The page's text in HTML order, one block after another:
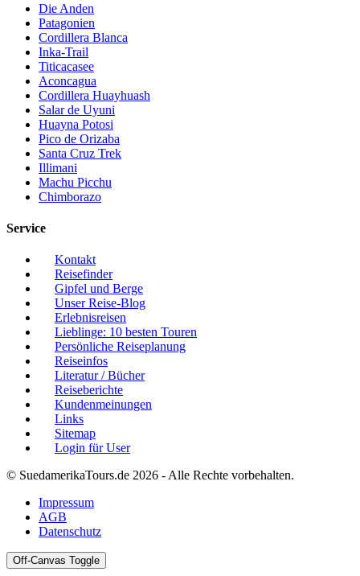
Die Anden
Patagonien
Cordillera Blanca
Inka-Trail
Titicacasee
Aconcagua
Cordillera Huayhuash
Salar de Uyuni
Huayna Potosi
Pico de Orizaba
Santa Cruz Trek
Illimani
Machu Picchu
Chimborazo
Service
Kontakt
Reisefinder
Gipfel und Berge
Unser Reise-Blog
Erlebnisreisen
Lieblinge: 10 besten Touren
Persönliche Reiseplanung
Reiseinfos
Literatur / Bücher
Reiseberichte
Kundenmeinungen
Links
Sitemap
Login für User
© SuedamerikaTours.de 2026 - Alle Rechte vorbehalten.
Impressum
AGB
Datenschutz
Off-Canvas Toggle